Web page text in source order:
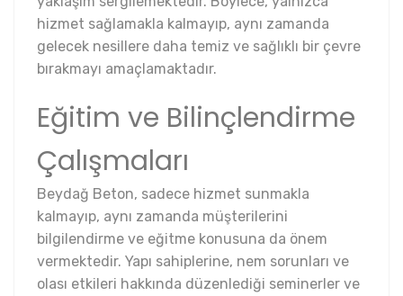
hizmet sağlamakla kalmayıp, aynı zamanda
gelecek nesillere daha temiz ve sağlıklı bir çevre
bırakmayı amaçlamaktadır.
Eğitim ve Bilinçlendirme
Çalışmaları
Beydağ Beton, sadece hizmet sunmakla
kalmayıp, aynı zamanda müşterilerini
bilgilendirme ve eğitme konusuna da önem
vermektedir. Yapı sahiplerine, nem sorunları ve
olası etkileri hakkında düzenlediği seminerler ve